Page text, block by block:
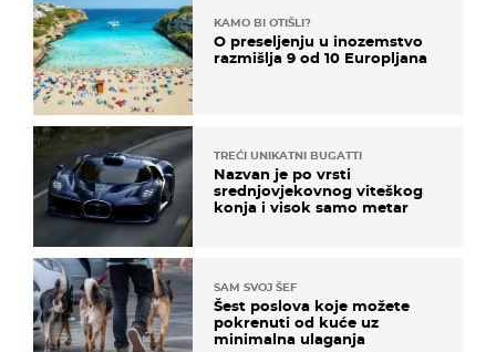
KAMO BI OTIŠLI?
O preseljenju u inozemstvo
razmišlja 9 od 10 Europljana
TREĆI UNIKATNI BUGATTI
Nazvan je po vrsti
srednjovjekovnog viteškog
konja i visok samo metar
SAM SVOJ ŠEF
Šest poslova koje možete
pokrenuti od kuće uz
minimalna ulaganja